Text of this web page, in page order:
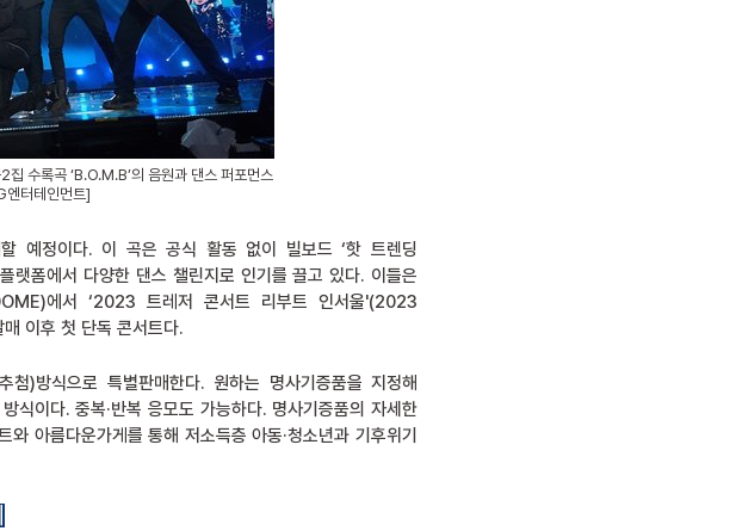
수록곡 ‘B.O.M.B’의 음원과 댄스 퍼포먼스
엔터테인먼트]
예정이다. 이 곡은 공식 활동 없이 빌보드 ‘핫 트렌딩
폼에서 다양한 댄스 챌린지로 인기를 끌고 있다. 이들은
에서 ‘2023 트레저 콘서트 리부트 인서울'(2023
이후 첫 단독 콘서트다.
)방식으로 특별판매한다. 원하는 명사기증품을 지정해
이다. 중복·반복 응모도 가능하다. 명사기증품의 자세한
아름다운가게를 통해 저소득층 아동·청소년과 기후위기